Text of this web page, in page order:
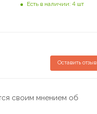
Есть в наличии: 4 шт
Оставить отзыв
своим мнением об